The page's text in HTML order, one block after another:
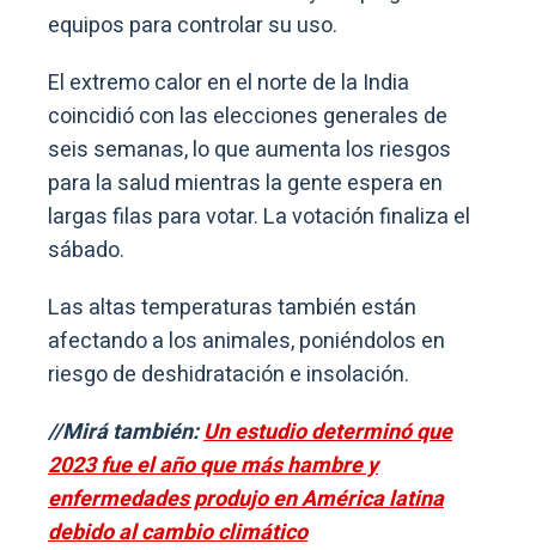
equipos para controlar su uso.
El extremo calor en el norte de la India
coincidió con las elecciones generales de
seis semanas, lo que aumenta los riesgos
para la salud mientras la gente espera en
largas filas para votar. La votación finaliza el
sábado.
Las altas temperaturas también están
afectando a los animales, poniéndolos en
riesgo de deshidratación e insolación.
//Mirá también:Un estudio determinó que
2023 fue el año que más hambre y
enfermedades produjo en América latina
debido al cambio climático